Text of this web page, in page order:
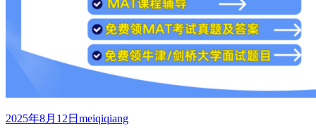
发
2025年8月12日 作
meiqiqiang